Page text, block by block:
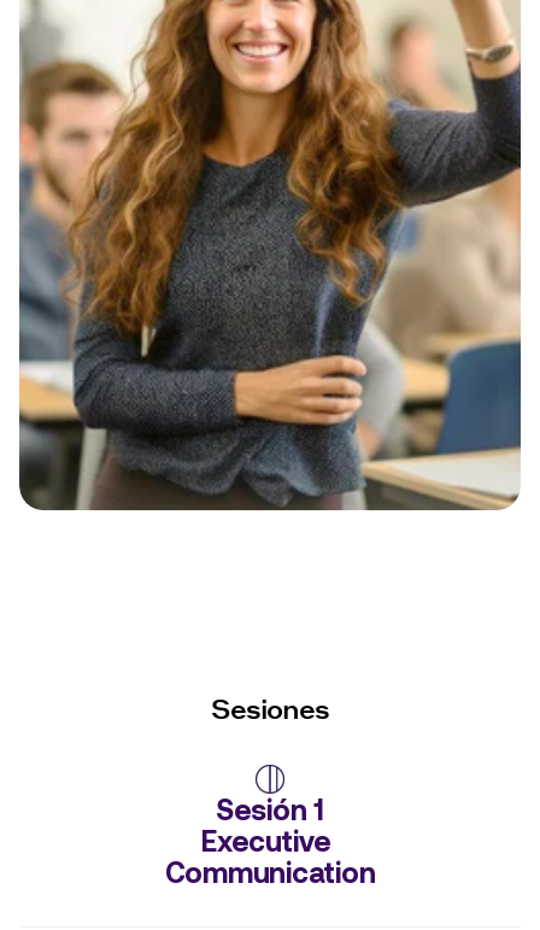
Sesiones
Sesión 1
Executive
Communication